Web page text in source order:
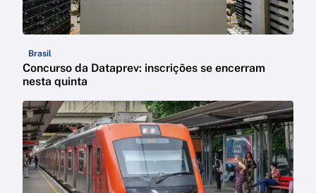
Brasil
Concurso da Dataprev: inscrições se encerram
nesta quinta